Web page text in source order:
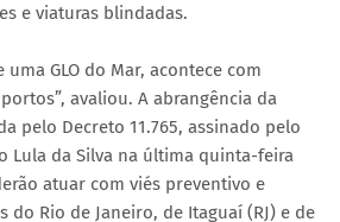
e viaturas blindadas.
GLO do Mar, acontece com
avaliou. A abrangência da
pelo Decreto 11.765, assinado pelo
Lula da Silva na última quinta-feira
atuar com viés preventivo e
do Rio de Janeiro, de Itaguaí (RJ) e de